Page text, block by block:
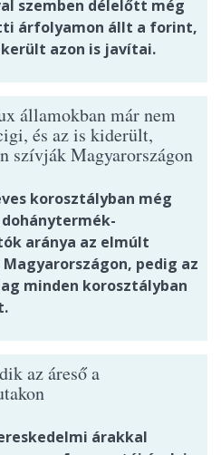
szemben délelőtt még
árfolyamon állt a forint,
azon is javítai.
államokban már nem
és az is kiderült,
szívják Magyarországon
korosztályban még
aránya az elmúlt
Magyarországon, pedig az
minden korosztályban
az áreső a
árakkal